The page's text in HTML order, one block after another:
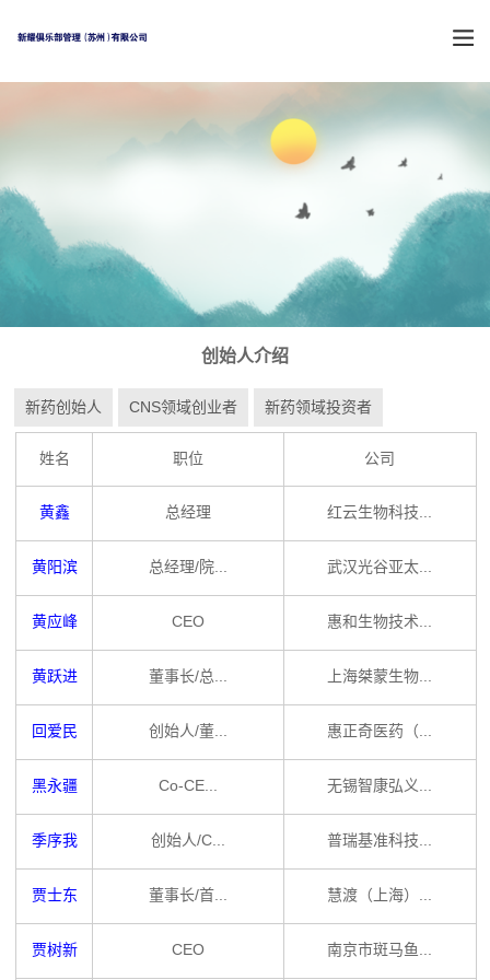
创始人介绍
新药创始人 CNS领域创业者 新药领域投资者
姓名 职位 公司
黄鑫 总经理 红云生物科技...
黄阳滨 总经理/院... 武汉光谷亚太...
黄应峰 CEO 惠和生物技术...
黄跃进 董事长/总... 上海桀蒙生物...
回爱民 创始人/董... 惠正奇医药（...
黑永疆 Co-CE... 无锡智康弘义...
季序我 创始人/C... 普瑞基准科技...
贾士东 董事长/首... 慧渡（上海）...
贾树新 CEO 南京市斑马鱼...